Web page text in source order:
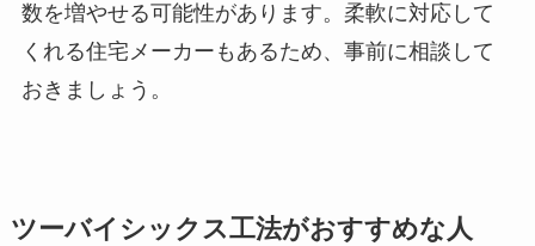
数を増やせる可能性があります。柔軟に対応して
くれる住宅メーカーもあるため、事前に相談して
おきましょう。
ツーバイシックス工法がおすすめな人